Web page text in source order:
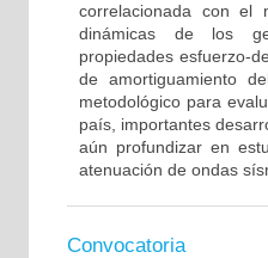
correlacionada con el
dinámicas de los
propiedades esfuerzo-
de amortiguamiento
metodológico para
país, importantes
aún profundizar en
atenuación de ondas
Convocatoria